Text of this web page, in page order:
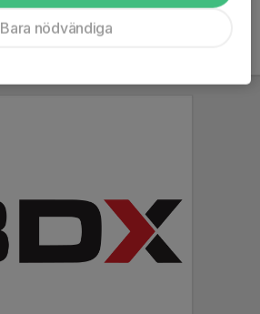
Bara nödvändiga